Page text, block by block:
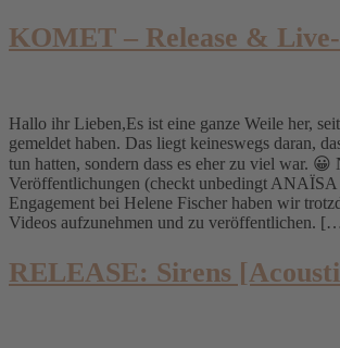
KOMET – Release &
Hallo ihr Lieben,Es ist eine ganze Weile her,
gemeldet haben. Das liegt keineswegs daran,
tun hatten, sondern dass es eher zu viel war. 😀
Veröffentlichungen (checkt unbedingt ANAÏSA
Engagement bei Helene Fischer haben wir
Videos aufzunehmen und zu veröffentlichen.
RELEASE: Sirens